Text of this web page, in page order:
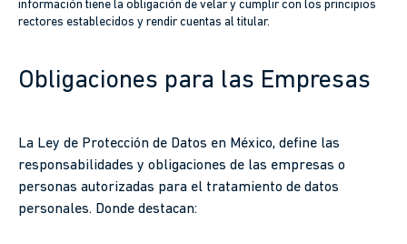
información tiene la obligación de velar y cumplir con los principios
rectores establecidos y rendir cuentas al titular.
Obligaciones para las Empresas
La Ley de Protección de Datos en México, define las
responsabilidades y obligaciones de las empresas o
personas autorizadas para el tratamiento de datos
personales. Donde destacan: